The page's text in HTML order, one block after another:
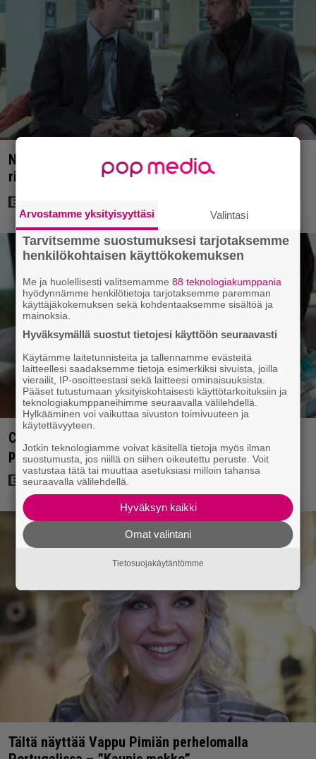
Nyt Netflixissä: Yksi viime vuosien parhaista
rikossarjoista – IMDB-arvio 8,8
Clint Eastwood näytti Kevin Costnerille kaapin
paikan hyvin yksinkertaisella toimenpiteellä
Tältä näyttää Vappu Pimiän perhelomalla
Arvostamme yksityisyyttäsi Valintasi
Tarvitsemme suostumuksesi tarjotaksemme
henkilökohtaisen käyttökokemuksen
Me ja huolellisesti valitsemamme88 teknologiakumppania
hyödynnämme henkilötietoja tarjotaksemme paremman
käyttäjäkokemuksen sekä kohdentaaksemme sisältöä ja
mainoksia.
Hyväksymällä suostut tietojesi käyttöön seuraavasti
Käytämme laitetunnisteita ja tallennamme evästeitä
laitteellesi saadaksemme tietoja esimerkiksi sivuista, joilla
vierailit, IP-osoitteestasi sekä laitteesi ominaisuuksista.
Pääset tutustumaan yksityiskohtaisesti käyttötarkoituksiin ja
teknologiakumppaneihimme seuraavalla välilehdellä.
Hylkääminen voi vaikuttaa sivuston toimivuuteen ja
käytettävyyteen.
Jotkin teknologiamme voivat käsitellä tietoja myös ilman
suostumusta, jos niillä on siihen oikeutettu peruste. Voit
vastustaa tätä tai muuttaa asetuksiasi milloin tahansa
seuraavalla välilehdellä.
Hyväksyn kaikki
Omat valintani
Tietosuojakäytäntömme